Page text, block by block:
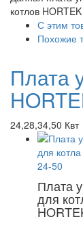
котлов
С этим
Похожие
Плата
24,28,34,50 Квт
Плата
для